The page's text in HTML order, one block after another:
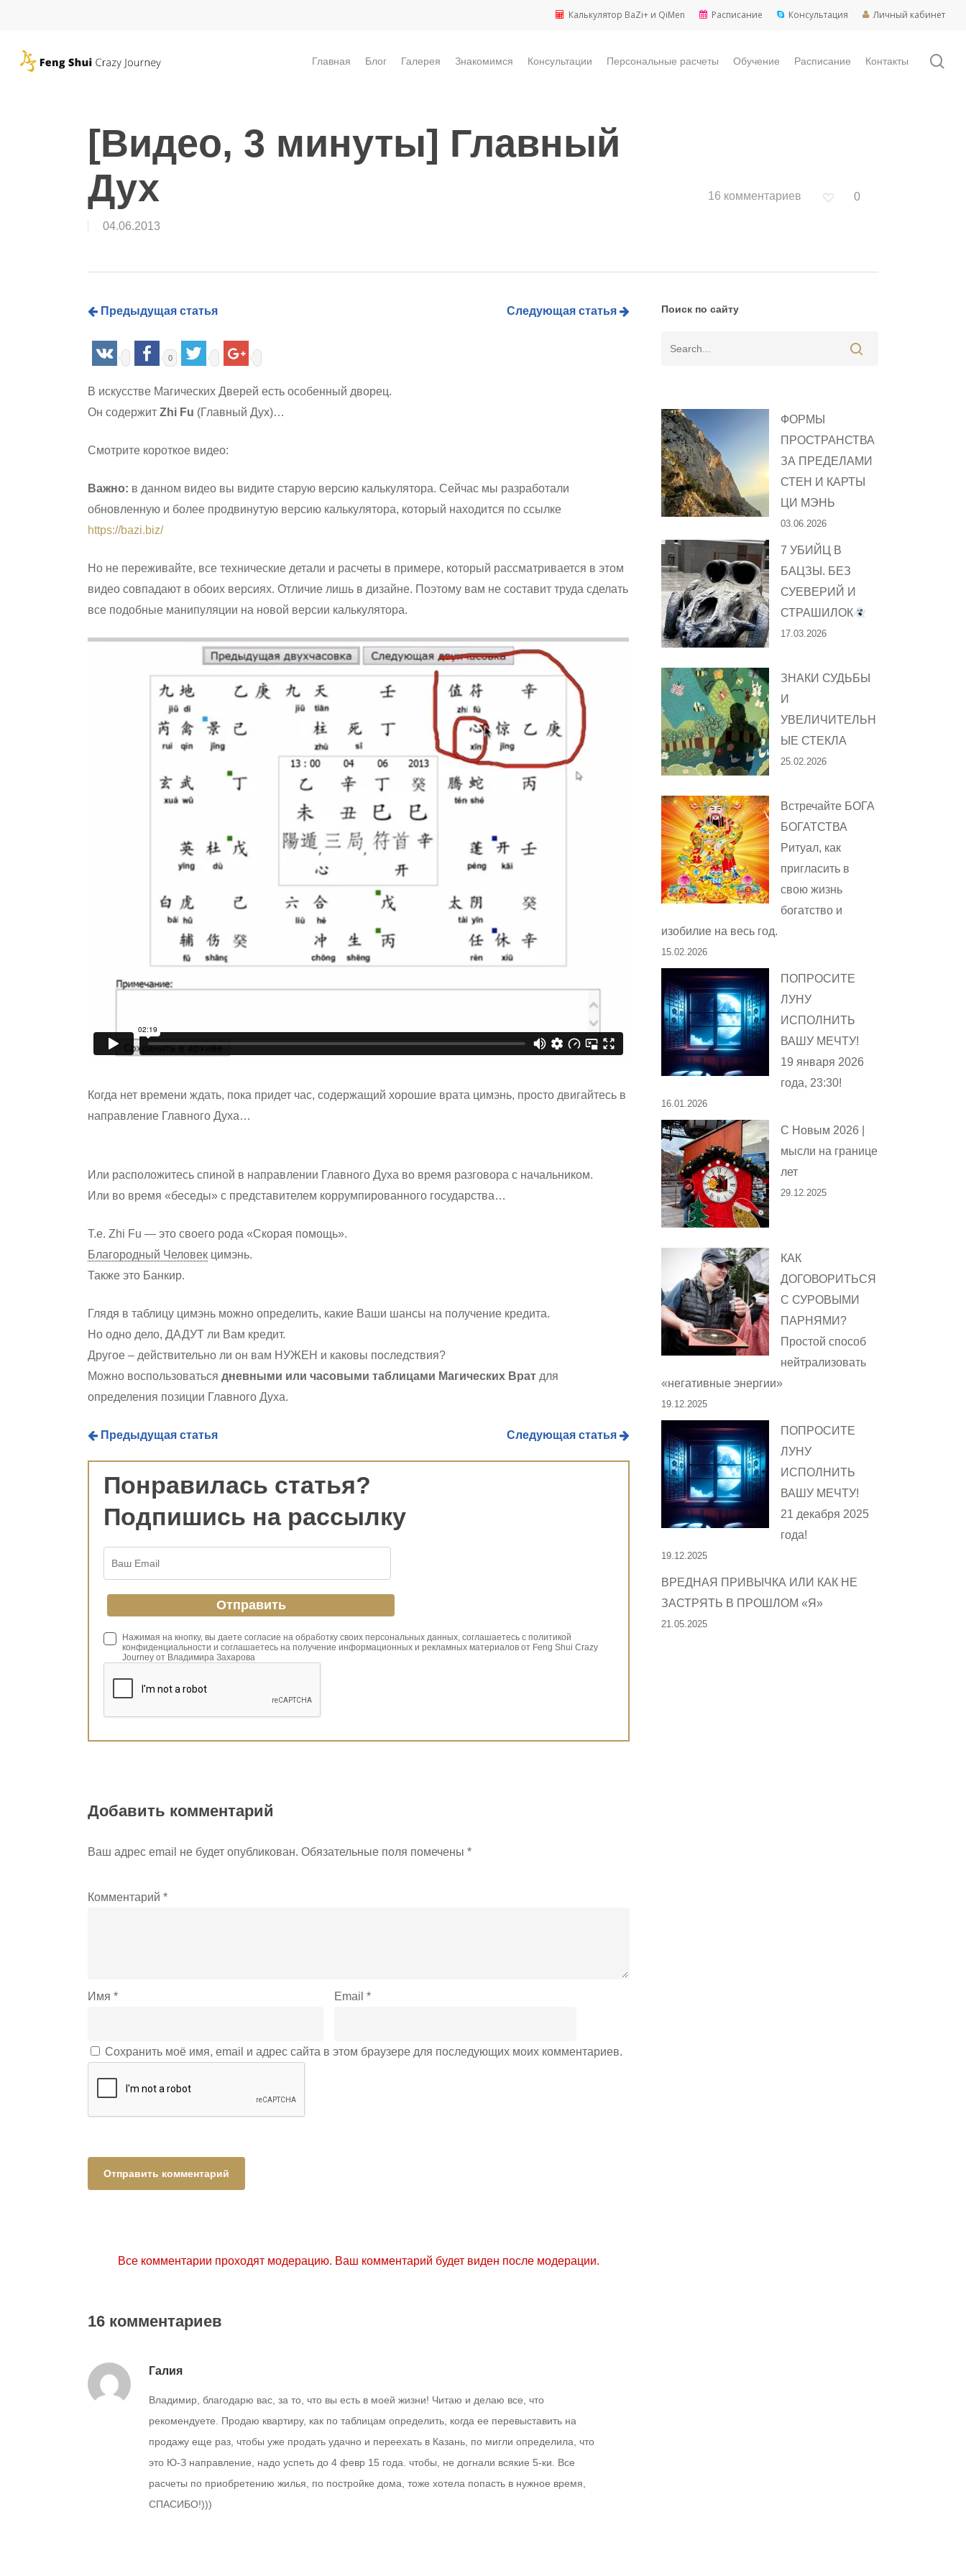
main
content
Калькулятор BaZi+ и QiMen Расписание Консультация Личный кабинет
Главная Блог Галерея Знакомимся Консультации Персональные расчеты Обучение Расписание Контакты
[Видео, 3 минуты] Главный
Дух
04.06.2013
16 комментариев 0
Предыдущая статья Следующая статья
0
В искусстве Магических Дверей есть особенный дворец.
Он содержитZhi Fu (Главный Дух)…
Смотрите короткое видео:
Важно: в данном видео вы видите старую версию калькулятора. Сейчас мы разработали
обновленную и более продвинутую версию калькулятора, который находится по ссылке
https://bazi.biz/
Но не переживайте, все технические детали и расчеты в примере, который рассматривается в этом
видео совпадают в обоих версиях. Отличие лишь в дизайне. Поэтому вам не составит труда сделать
все подобные манипуляции на новой версии калькулятора.
Когда нет времени ждать, пока придет час, содержащий хорошие врата цимэнь, просто двигайтесь в
направление Главного Духа…
Или расположитесь спиной в направлении Главного Духа во время разговора с начальником.
Или во время «беседы» с представителем коррумпированного государства…
Т.е. Zhi Fu — это своего рода «Скорая помощь».
Благородный Человек цимэнь.
Также это Банкир.
Глядя в таблицу цимэнь можно определить, какие Ваши шансы на получение кредита.
Но одно дело, ДАДУТ ли Вам кредит.
Другое – действительно ли он вам НУЖЕН и каковы последствия?
Можно воспользоватьсядневными или часовыми таблицами Магических Врат для
определения позиции Главного Духа.
Предыдущая статья Следующая статья
Понравилась статья?
Подпишись на рассылку
Нажимая на кнопку, вы даете согласие на обработку своих персональных данных, соглашаетесь с политикой
конфиденциальности и соглашаетесь на получение информационных и рекламных материалов от Feng Shui Crazy
Journey от Владимира Захарова
Добавить комментарий
Ваш адрес email не будет опубликован. Обязательные поля помечены *
Комментарий *
Имя * Email*
Сохранить моё имя, email и адрес сайта в этом браузере для последующих моих комментариев.
Все комментарии проходят модерацию. Ваш комментарий будет виден после модерации.
16 комментариев
Галия
Владимир, благодарю вас, за то, что вы есть в моей жизни! Читаю и делаю все, что
рекомендуете. Продаю квартиру, как по таблицам определить, когда ее перевыставить на
продажу еще раз, чтобы уже продать удачно и переехать в Казань, по мигли определила, что
это Ю-З направление, надо успеть до 4 февр 15 года. чтобы, не догнали всякие 5-ки. Все
расчеты по приобретению жилья, по постройке дома, тоже хотела попасть в нужное время,
СПАСИБО!)))
Поиск по сайту
ФОРМЫ
ПРОСТРАНСТВА
ЗА ПРЕДЕЛАМИ
СТЕН И КАРТЫ
ЦИ МЭНЬ
03.06.2026
7 УБИЙЦ В
БАЦЗЫ. БЕЗ
СУЕВЕРИЙ И
СТРАШИЛОК
17.03.2026
ЗНАКИ СУДЬБЫ
И
УВЕЛИЧИТЕЛЬН
ЫЕ СТЕКЛА
25.02.2026
Встречайте БОГА
БОГАТСТВА
Ритуал, как
пригласить в
свою жизнь
богатство и
изобилие на весь год.
15.02.2026
ПОПРОСИТЕ
ЛУНУ
ИСПОЛНИТЬ
ВАШУ МЕЧТУ!
19 января 2026
года, 23:30!
16.01.2026
С Новым 2026 |
мысли на границе
лет
29.12.2025
КАК
ДОГОВОРИТЬСЯ
С СУРОВЫМИ
ПАРНЯМИ?
Простой способ
нейтрализовать
«негативные энергии»
19.12.2025
ПОПРОСИТЕ
ЛУНУ
ИСПОЛНИТЬ
ВАШУ МЕЧТУ!
21 декабря 2025
года!
19.12.2025
ВРЕДНАЯ ПРИВЫЧКА ИЛИ КАК НЕ
ЗАСТРЯТЬ В ПРОШЛОМ «Я»
21.05.2025